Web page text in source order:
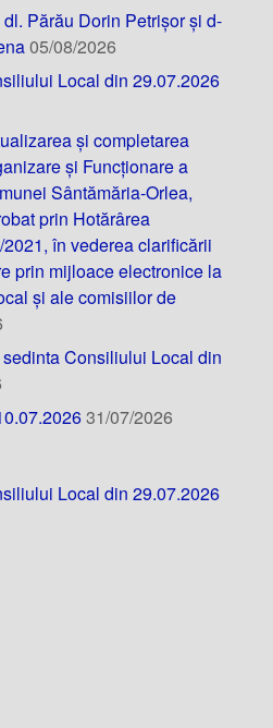
Părău Dorin Petrișor și d-
05/08/2026
Local din 29.07.2026
și completarea
și Funcționare a
Sântămăria-Orlea,
prin Hotărârea
în vederea clarificării
prin mijloace electronice la
și ale comisiilor de
Consiliului Local din
31/07/2026
Local din 29.07.2026